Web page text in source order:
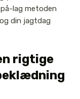
lag metoden
din jagtdag
rigtige